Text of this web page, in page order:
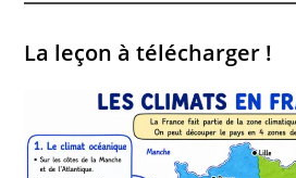
La leçon à télécharger !